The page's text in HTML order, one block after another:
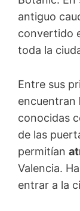
antiguo
convertido
toda la
Entre sus
encuentran
conocidas
de las
permitían
Valencia.
entrar a la